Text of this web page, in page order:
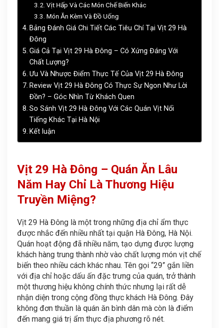
Vịt Hấp Và Các Món Chế Biến Khác
Món Ăn Kèm Và Đồ Uống
Bảng Đánh Giá Chi Tiết Các Tiêu Chí Tại Vịt 29 Hà
Đông
Giá Cả Tại Vịt 29 Hà Đông – Có Xứng Đáng Với
Chất Lượng?
Ưu Và Nhược Điểm Thực Tế Của Vịt 29 Hà Đông
Review Vịt 29 Hà Đông Có Thực Sự Ngon Như Lời
Đồn? – Góc Nhìn Từ Khách Quen
So Sánh Vịt 29 Hà Đông Với Các Quán Vịt Nổi
Tiếng Khác Tại Hà Nội
Kết luận
Vịt 29 Hà Đông – Quán Ăn Lâu
Năm Hay Chỉ Là Thương Hiệu
Truyền Miệng?
Vịt 29 Hà Đông là một trong những địa chỉ ẩm thực
được nhắc đến nhiều nhất tại quận Hà Đông, Hà Nội.
Quán hoạt động đã nhiều năm, tạo dựng được lượng
khách hàng trung thành nhờ vào chất lượng món vịt chế
biến theo nhiều cách khác nhau. Tên gọi “29” gắn liền
với địa chỉ hoặc dấu ấn đặc trưng của quán, trở thành
một thương hiệu không chính thức nhưng lại rất dễ
nhận diện trong cộng đồng thực khách Hà Đông. Đây
không đơn thuần là quán ăn bình dân mà còn là điểm
đến mang giá trị ẩm thực địa phương rõ nét.